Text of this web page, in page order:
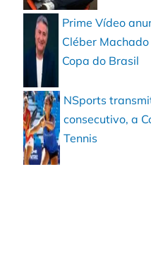
Prime Vídeo
Cléber
Copa do Brasil
NSports
consecutivo, a
Tennis